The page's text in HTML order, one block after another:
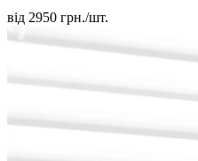
від 2950 грн./шт.